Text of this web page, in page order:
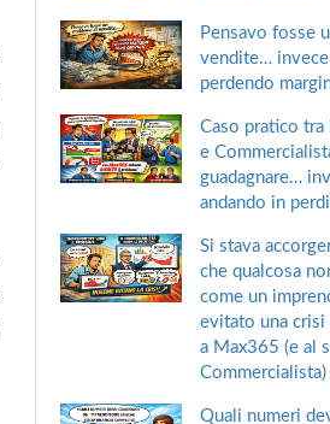
Pensavo fosse
vendite…
perdendo
Caso pratico
e
guadagnare…
andando in
Si stava
che qualcosa
come un
evitato una crisi
a Max365 (e al
Commercialista)
Quali numeri